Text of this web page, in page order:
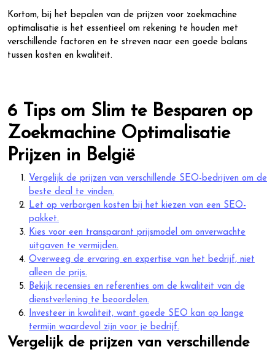
Kortom, bij het bepalen van de prijzen voor zoekmachine
optimalisatie is het essentieel om rekening te houden met
verschillende factoren en te streven naar een goede balans
tussen kosten en kwaliteit.
6 Tips om Slim te Besparen op
Zoekmachine Optimalisatie
Prijzen in België
Vergelijk de prijzen van verschillende SEO-bedrijven om de
beste deal te vinden.
Let op verborgen kosten bij het kiezen van een SEO-
pakket.
Kies voor een transparant prijsmodel om onverwachte
uitgaven te vermijden.
Overweeg de ervaring en expertise van het bedrijf, niet
alleen de prijs.
Bekijk recensies en referenties om de kwaliteit van de
dienstverlening te beoordelen.
Investeer in kwaliteit, want goede SEO kan op lange
termijn waardevol zijn voor je bedrijf.
Vergelijk de prijzen van verschillende